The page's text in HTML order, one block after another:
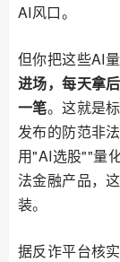
AI风口。
但你把这些AI
进场，每天拿
一笔。这就是
发布的防范非
用"AI选股""量
法金融产品，
装。
据反诈平台核